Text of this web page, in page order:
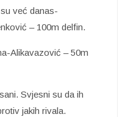
već danas-
– 100m delfin.
Alikavazović – 50m
Svjesni su da ih
jakih rivala.